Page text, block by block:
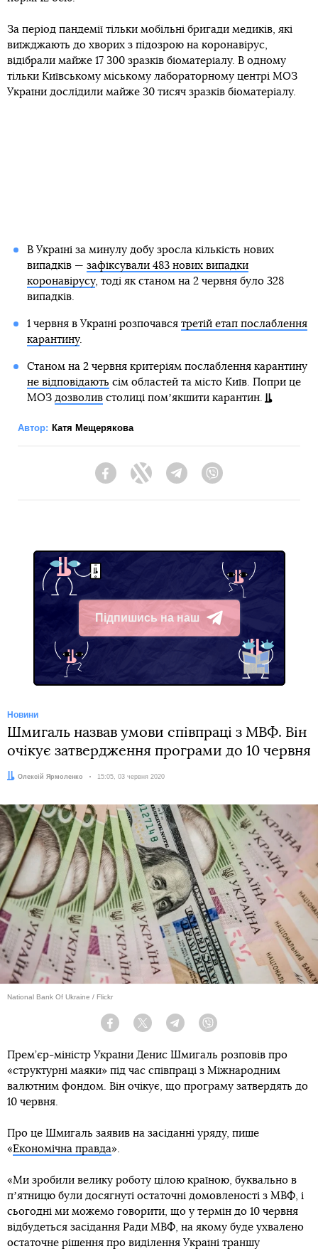
За період пандемії тільки мобільні бригади медиків, які
виїжджають до хворих з підозрою на коронавірус,
відібрали майже 17 300 зразків біоматеріалу. В одному
тільки Київському міському лабораторному центрі МОЗ
України дослідили майже 30 тисяч зразків біоматеріалу.
В Україні за минулу добу зросла кількість нових
випадків — зафіксували 483 нових випадки
коронавірусу, тоді як станом на 2 червня було 328
випадків.
1 червня в Україні розпочався третій етап послаблення
карантину.
Станом на 2 червня критеріям послаблення карантину
не відповідають сім областей та місто Київ. Попри це
МОЗ дозволивстолиці помʼякшити карантин.
Автор: Катя Мещерякова
FacebookTwitter Telegram
Підпишись на наш
Telegram
Новини
Шмигаль назвав умови співпраці з МВФ. Він
очікує затвердження програми до 10 червня
Автор:
Олексій Ярмоленко Дата:
15:05, 03 червня 2020
National Bank Of Ukraine / Flickr
Facebook Twitter Telegram
Прем’єр-міністр України Денис Шмигаль розповів про
«структурні маяки» під час співпраці з Міжнародним
валютним фондом. Він очікує, що програму затвердять до
10 червня.
Про це Шмигаль заявив на засіданні уряду, пише
«Економічна правда».
«Ми зробили велику роботу цілою країною, буквально в
пʼятницю були досягнуті остаточні домовленості з МВФ, і
сьогодні ми можемо говорити, що у термін до 10 червня
відбудеться засідання Ради МВФ, на якому буде ухвалено
остаточне рішення про виділення Україні траншу